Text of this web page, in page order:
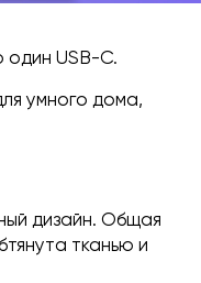
один USB-C.
умного дома,
дизайн. Общая
тканью и